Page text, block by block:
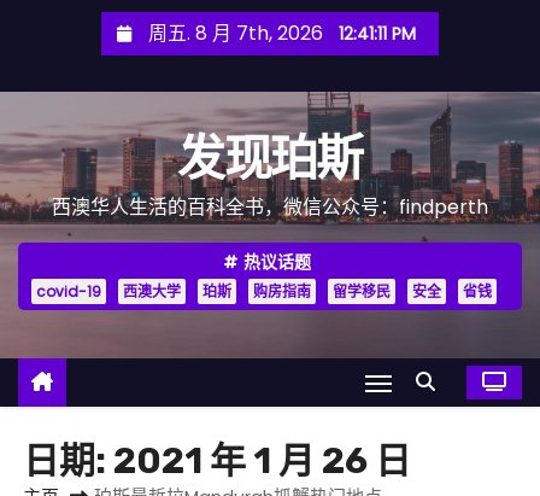
周五. 8 月 7th, 2026 12:41:13 PM
发现珀斯
西澳华人生活的百科全书，微信公众号：findperth
热议话题
covid-19 西澳大学 珀斯 购房指南 留学移民 安全 省钱
日期: 2021 年 1 月 26 日